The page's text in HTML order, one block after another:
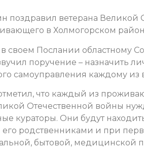
поздравил ветерана Великой
в Холмогорском
своем Послании областному
поручение – назначить
самоуправления каждому из
что каждый из
Отечественной войны
кураторы. Они будут
родственниками и при
бытовой, медицинской